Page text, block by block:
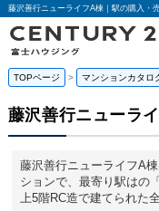
TOPページ マンションカタロ
藤沢善行ニューラ
藤沢善行ニューライフA
ションで、最寄り駅はの
上5階RC造で建てられた